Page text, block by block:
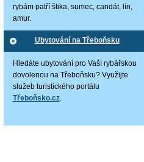
rybám patří štika, sumec, candát, lín,
amur.
Ubytování na Třeboňsku
Hledáte ubytování pro Vaší rybářskou
dovolenou na Třeboňsku? Využijte
služeb turistického portálu
Třeboňsko.cz.